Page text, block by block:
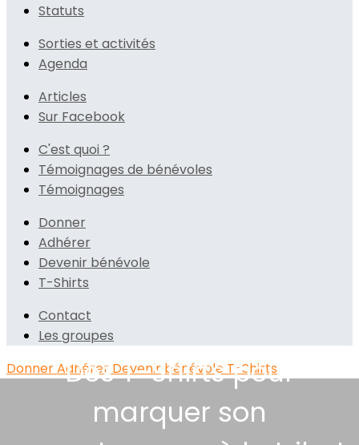
Statuts
Sorties et activités
Agenda
Articles
Sur Facebook
C'est quoi ?
Témoignages de bénévoles
Témoignages
Donner
Adhérer
Devenir bénévole
T-Shirts
Contact
Les groupes
DonnerAdhérer Devenir bénévole T-Shirts
Des T-Shirts pour
marquer son